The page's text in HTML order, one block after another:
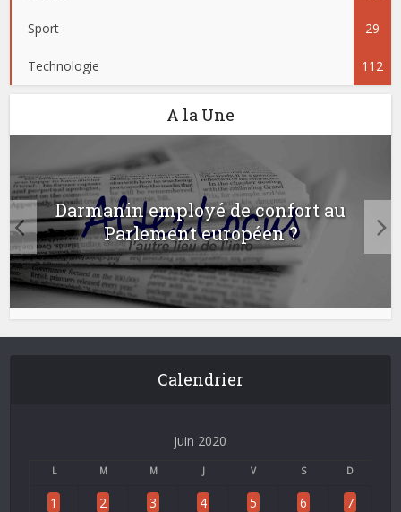
Sport 29
Technologie 112
A la Une
Darmanin employé de confort au
Parlement européen ?
Calendrier
juin 2020
L M M J V S D
1 2 3 4 5 6 7